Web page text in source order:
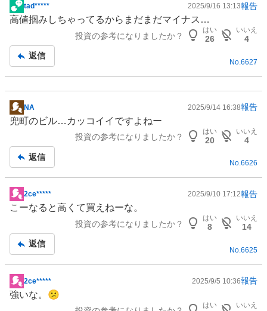
掲
示
事
tad***** 2025/9/16 13:13報告
高値掴みしちゃってるからまだまだマイナス…
投資の参考になりましたか？
はい
26
いいえ
4
返信
No. 6627
掲
示
事
NA 2025/9/14 16:38報告
兜町のビル…カッコイイですよねー
投資の参考になりましたか？
はい
20
いいえ
4
返信
No.6626
掲
示
事
2ce***** 2025/9/10 17:12報告
こーなると高くて買えねーな。
投資の参考になりましたか？
はい
8
いいえ
14
返信
No. 6625
掲
示
2ce***** 2025/9/5 10:36報告
強いな。😕
はい いいえ